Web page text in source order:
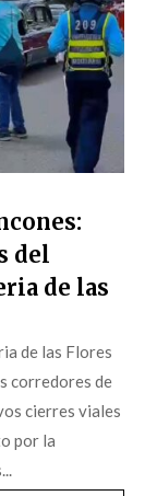
del
de las
de las Flores
corredores de
cierres viales
por la